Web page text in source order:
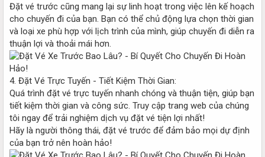
Đặt vé trước cũng mang lại sự linh hoạt trong việc lên kế hoạch
cho chuyến đi của bạn. Bạn có thể chủ động lựa chọn thời gian
và loại xe phù hợp với lịch trình của mình, giúp chuyến đi diễn ra
thuận lợi và thoải mái hơn.
4. Đặt Vé Trực Tuyến - Tiết Kiệm Thời Gian:
Quá trình đặt vé trực tuyến nhanh chóng và thuận tiện, giúp bạn
tiết kiệm thời gian và công sức. Truy cập trang web của chúng
tôi ngay để trải nghiệm dịch vụ đặt vé tiện lợi nhất!
Hãy là người thông thái, đặt vé trước để đảm bảo mọi dự định
của bạn trở nên hoàn hảo!